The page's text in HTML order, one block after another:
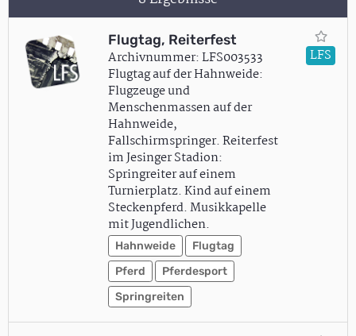
Flugtag, Reiterfest
Archivnummer: LFS003533
Flugtag auf der Hahnweide:
Flugzeuge und
Menschenmassen auf der
Hahnweide,
Fallschirmspringer. Reiterfest
im Jesinger Stadion:
Springreiter auf einem
Turnierplatz. Kind auf einem
Steckenpferd. Musikkapelle
mit Jugendlichen.
Hahnweide
Flugtag
Pferd
Pferdesport
Springreiten
LFS